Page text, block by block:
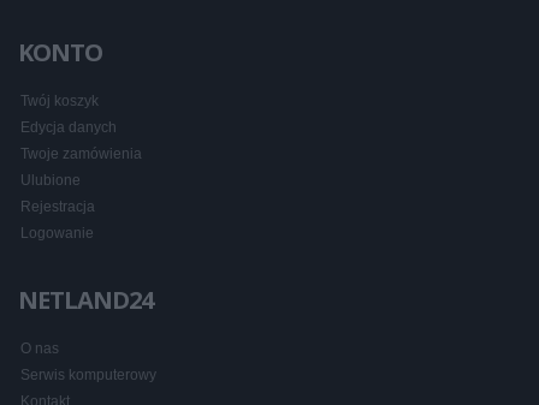
KONTO
Twój koszyk
Edycja danych
Twoje zamówienia
Ulubione
Rejestracja
Logowanie
NETLAND24
O nas
Serwis komputerowy
Kontakt